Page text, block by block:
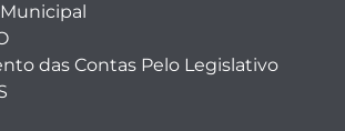
das Contas Pelo Legislativo